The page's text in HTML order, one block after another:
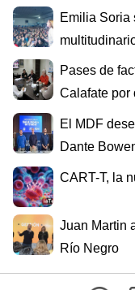
Emilia Soria
Pases de
Calafate por
El MDF
Dante
CART-T, la
Juan Martin
Río Negro